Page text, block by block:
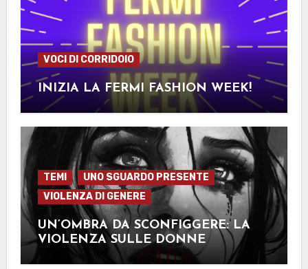
VOCI DI CORRIDOIO
INIZIA LA FERMI FASHION WEEK!
TEMI
UNO SGUARDO PRESENTE
VIOLENZA DI GENERE
UN’OMBRA DA SCONFIGGERE: LA
VIOLENZA SULLE DONNE